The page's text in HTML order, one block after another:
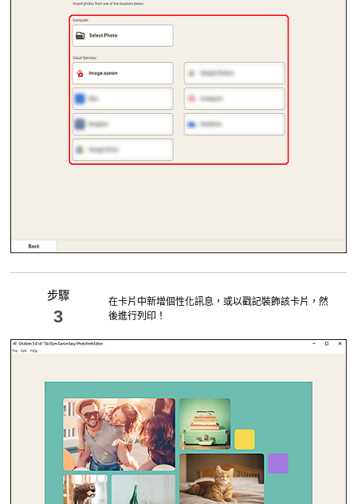
步驟
3
在卡片中新增個性化訊息，或以戳記裝飾該卡片，然
後進行列印！